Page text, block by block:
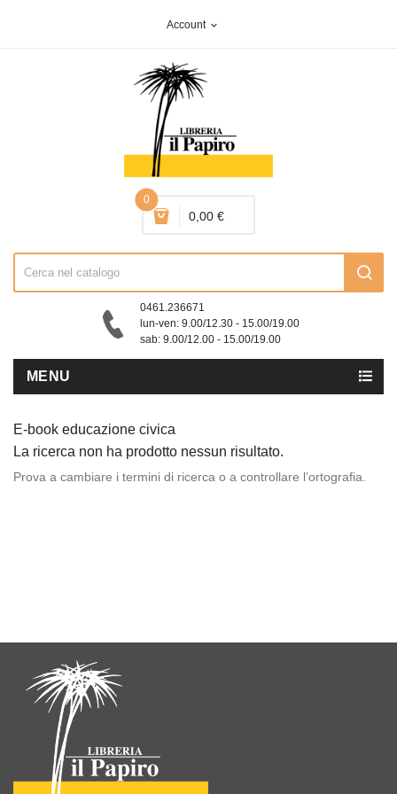
Account expand_more
0
0,00 €
0461.236671
lun-ven: 9.00/12.30 - 15.00/19.00
sab: 9.00/12.00 - 15.00/19.00
MENU
E-book educazione civica
La ricerca non ha prodotto nessun risultato.
Prova a cambiare i termini di ricerca o a controllare l’ortografia.